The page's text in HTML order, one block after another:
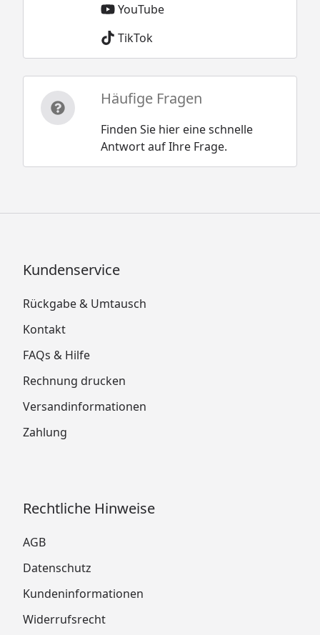
YouTube
TikTok
Häufige Fragen
Finden Sie hier eine schnelle
Antwort auf Ihre Frage.
Kundenservice
Rückgabe & Umtausch
Kontakt
FAQs & Hilfe
Rechnung drucken
Versandinformationen
Zahlung
Rechtliche Hinweise
AGB
Datenschutz
Kundeninformationen
Widerrufsrecht